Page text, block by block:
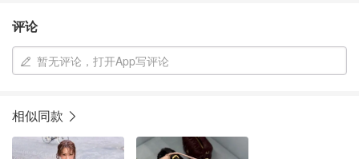
评论
暂无评论，打开App写评论
相似同款